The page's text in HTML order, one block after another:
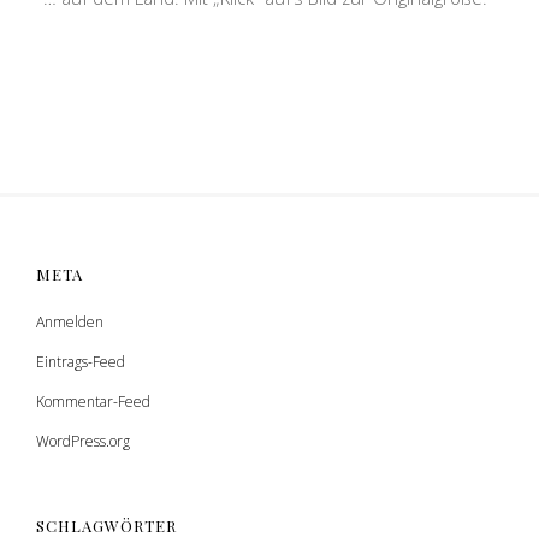
META
Anmelden
Eintrags-Feed
Kommentar-Feed
WordPress.org
SCHLAGWÖRTER